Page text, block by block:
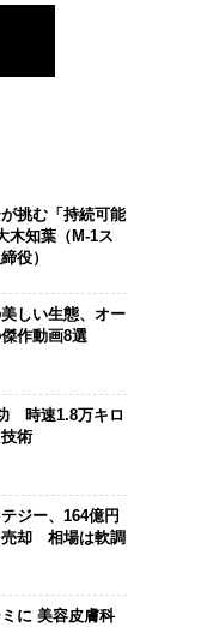
挑む「持続可能
木知葉（M-1ス
役）
しい生態、オー
作動画8選
時速1.8万キロ
術
ジー、164億円
売却 相場は軟調
に 美容皮膚科